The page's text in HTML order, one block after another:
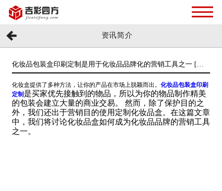
资讯简介
化妆品包装盒印刷定制是用于化妆品品牌化的营销工具之一 [吉
化妆盒提供了多种方法，让你的产品在市场上脱颖而出。 化妆品包装盒印刷
定制是买家优先接触到的物品，所以为你的物品制作精美
的包装会建立大量的商业交易。
然而，除了保护目的之
外，我们还出于营销目的使用定制化妆品盒。在这篇文章
中，我们将讨论化妆品盒如何成为化妆品品牌的营销工具
之一。